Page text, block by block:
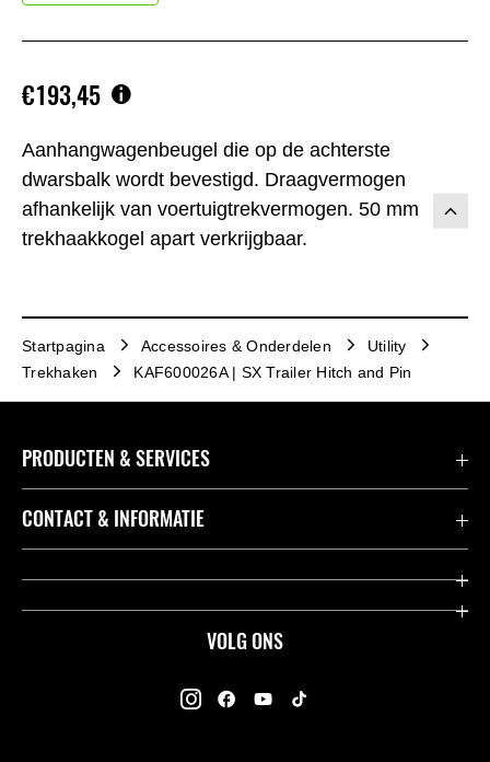
Aanhangwagenbeugel die op de achterste
dwarsbalk wordt bevestigd. Draagvermogen
afhankelijk van voertuigtrekvermogen. 50 mm
trekhaakkogel apart verkrijgbaar.
€193,45
Startpagina Accessoires & Onderdelen
Utility
Trekhaken
KAF600026A | SX Trailer Hitch and Pin
VOLG ONS
PRODUCTEN & SERVICES
Accessoires & Onderdelen
Dealers
K-Care Fabrieksgarantie
CONTACT & INFORMATIE
Contact